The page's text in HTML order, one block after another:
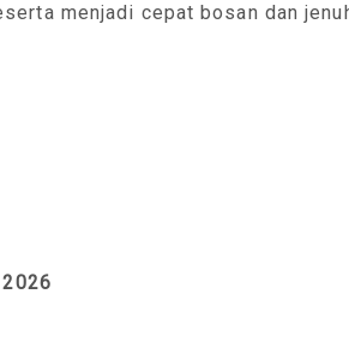
menjadi cepat bosan dan